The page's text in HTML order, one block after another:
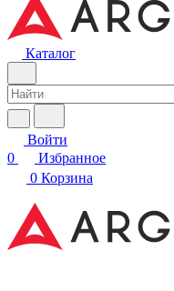
Каталог
Войти
0
Избранное
0 Корзина